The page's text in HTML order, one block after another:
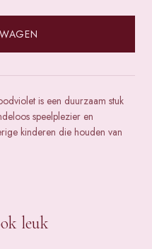
is een duurzaam stuk
speelplezier en
kinderen die houden van
leuk